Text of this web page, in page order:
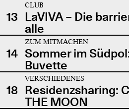
13
CLUB
LaVIVA – Die
alle
14
ZUM MITMACHEN
Sommer im
Buvette
18
VERSCHIEDENES
Residenzsharing:
THE MOON